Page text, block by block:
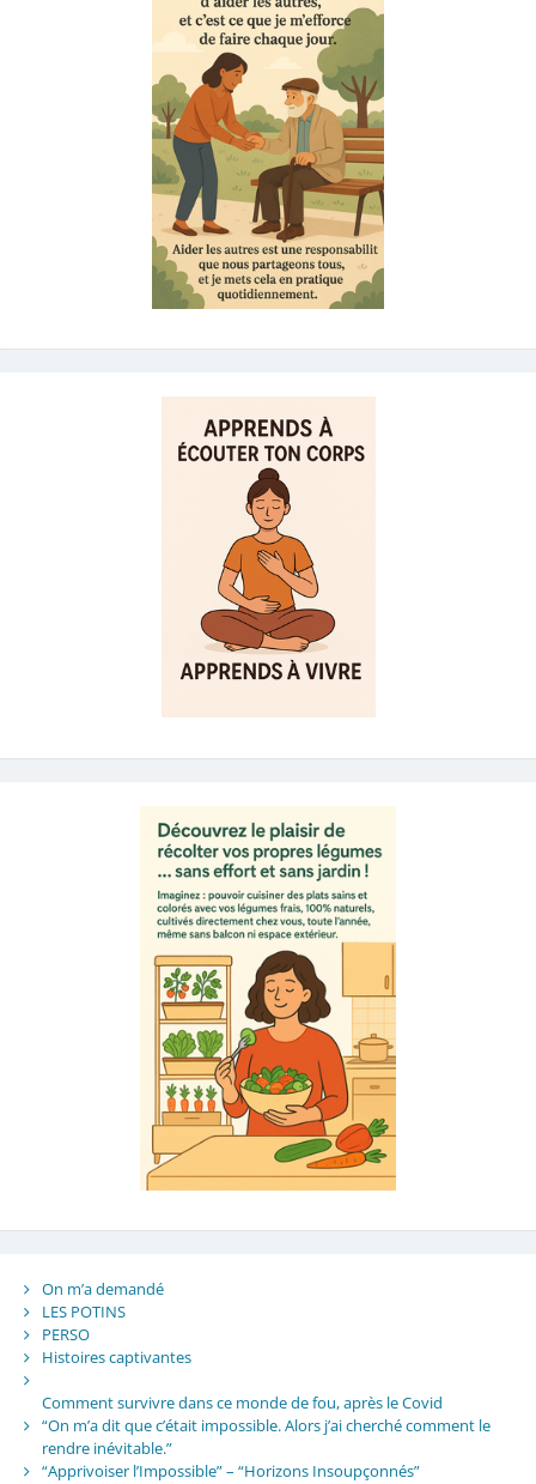
On m’a demandé
LES POTINS
PERSO
Histoires captivantes
Comment survivre dans ce monde de fou, après le Covid
“On m’a dit que c’était impossible. Alors j’ai cherché comment le
rendre inévitable.”
“Apprivoiser l’Impossible” – “Horizons Insoupçonnés”